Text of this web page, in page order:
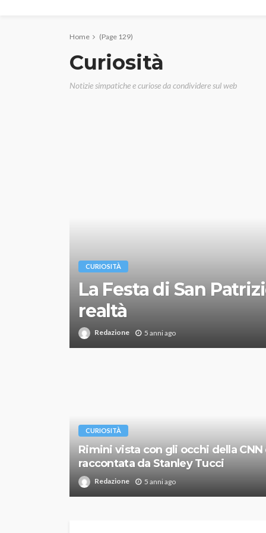
Home (Page 129)
Curiosità
Notizie simpatiche e curiose da condividere sul web
CURIOSITÀ
La Festa di San
realtà
Redazione 5 anni ago
CURIOSITÀ
Rimini vista con gli occhi della CNN
raccontata da Stanley Tucci
Redazione 5 anni ago